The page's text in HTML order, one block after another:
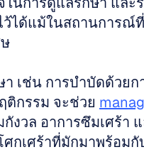
ว้ได้แม้ในสถานการณ์
เช่น การบำบัดด้วยก
ติกรรม จะช่วย
งวล อาการซึมเศร้า
กเศร้าที่มักมาพร้อมกั